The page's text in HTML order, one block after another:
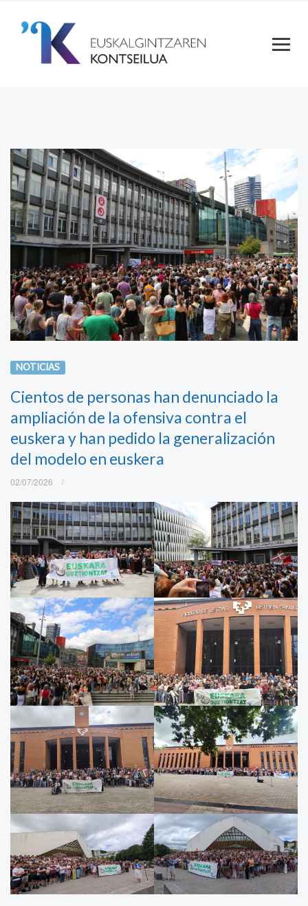
NOTICIAS
Cientos de personas han denunciado la
ampliación de la ofensiva contra el
euskera y han pedido la generalización
del modelo en euskera
02/07/2026